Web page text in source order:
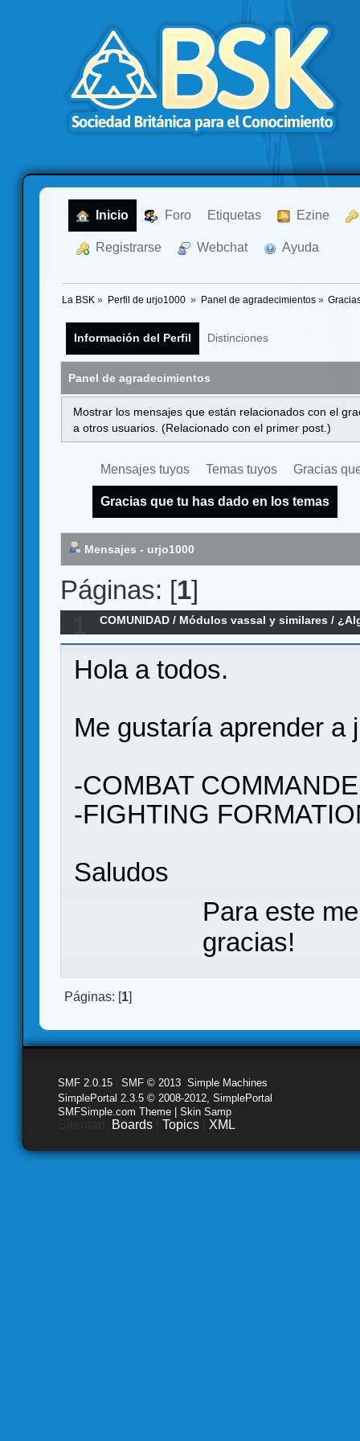
Inicio Foro Etiquetas Ezine
Registrarse Webchat Ayuda
La BSK » Perfil de urjo1000 » Panel de agradecimientos»
Información del Perfil Distinciones
Panel de agradecimientos
Mostrar los mensajes que están relacionados con el
a otros usuarios. (Relacionado con el primer post.)
Mensajes tuyos Temas tuyos Gracias
Gracias que tu has dado en los temas
Mensajes - urjo1000
Páginas: [1]
COMUNIDAD / Módulos vassal y similares /
Wargames...? ¿Me enseñas?
Hola a todos.
Me gustaría aprender a
-COMBAT
-FIGHTING
Saludos
Para este
gracias!
Páginas: [1]
SMF 2.0.15 SMF © 2013 Simple Machines
SimplePortal 2.3.5 © 2008-2012, SimplePortal
SMFSimple.com Theme | Skin Samp
Boards Topics XML